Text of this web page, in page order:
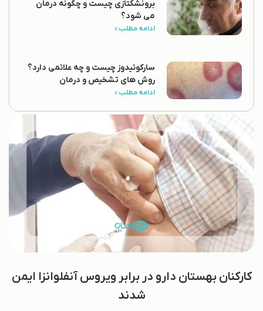
برونشکتازی چیست و چگونه درمان
می شود؟
ادامه مطلب »
سارکوئیدوز چیست و چه علائمی دارد؟
روش های تشخیص و درمان
ادامه مطلب »
کارکنان بهستان دارو در برابر ویروس آنفلوانزا ایمن
شدند